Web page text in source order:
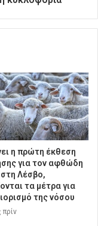
η πρώτη έκθεση
για τον αφθώδη
Λέσβο,
τα μέτρα για
της νόσου